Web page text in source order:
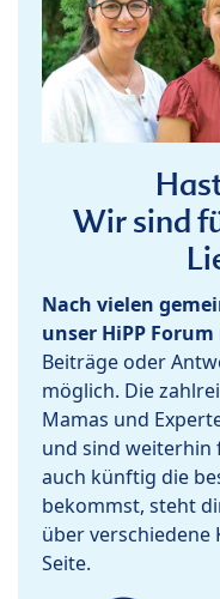
Wir sind
Nach vielen
unser HiPP
Beiträge oder
möglich. Die
Mamas und
und sind weiterhin
auch künftig die
bekommst, steht
über verschiedene
Seite.